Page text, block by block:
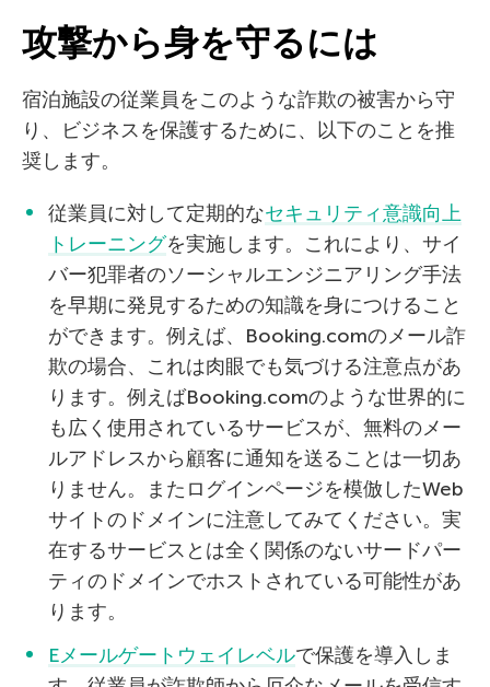
攻撃から身を守るには
宿泊施設の従業員をこのような詐欺の被害から守
り、ビジネスを保護するために、以下のことを推
奨します。
従業員に対して定期的なセキュリティ意識向上
トレーニングを実施します。これにより、サイ
バー犯罪者のソーシャルエンジニアリング手法
を早期に発見するための知識を身につけること
ができます。例えば、Booking.comのメール詐
欺の場合、これは肉眼でも気づける注意点があ
ります。例えばBooking.comのような世界的に
も広く使用されているサービスが、無料のメー
ルアドレスから顧客に通知を送ることは一切あ
りません。またログインページを模倣したWeb
サイトのドメインに注意してみてください。実
在するサービスとは全く関係のないサードパー
ティのドメインでホストされている可能性があ
ります。
Eメールゲートウェイレベルで保護を導入しま